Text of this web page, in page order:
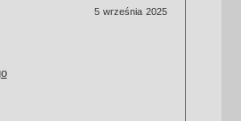
5 września 2025